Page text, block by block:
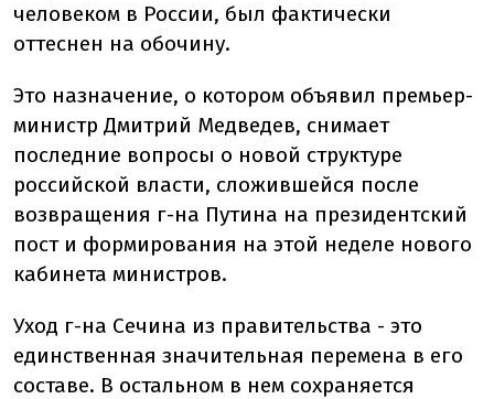
человеком в России, был фактически
оттеснен на обочину.
Это назначение, о котором объявил премьер-
министр Дмитрий Медведев, снимает
последние вопросы о новой структуре
российской власти, сложившейся после
возвращения г-на Путина на президентский
пост и формирования на этой неделе нового
кабинета министров.
Уход г-на Сечина из правительства - это
единственная значительная перемена в его
составе. В остальном в нем сохраняется